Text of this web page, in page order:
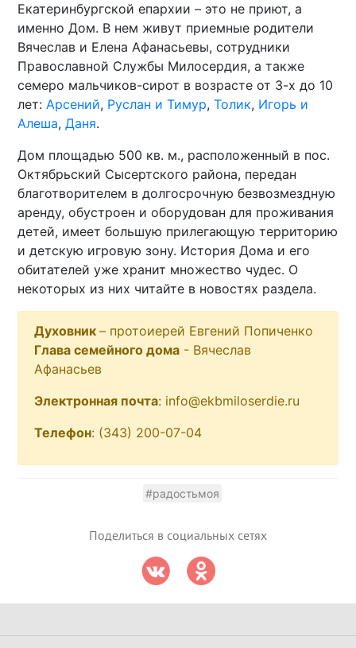
Екатеринбургской епархии – это не приют, а
именно Дом. В нем живут приемные родители
Вячеслав и Елена Афанасьевы, сотрудники
Православной Службы Милосердия, а также
семеро мальчиков-сирот в возрасте от 3-х до 10
лет:Арсений, Руслан и Тимур,Толик, Игорь и
Алеша,Даня.
Дом площадью 500 кв. м., расположенный в пос.
Октябрьский Сысертского района, передан
благотворителем в долгосрочную безвозмездную
аренду, обустроен и оборудован для проживания
детей, имеет большую прилегающую территорию
и детскую игровую зону. История Дома и его
обитателей уже хранит множество чудес. О
некоторых из них читайте в новостях раздела.
Духовник– протоиерей Евгений Попиченко
Глава семейного дома - Вячеслав
Афанасьев
Электронная почта: info@ekbmiloserdie.ru
Телефон: (343) 200-07-04
#радостьмоя
Поделиться в социальных сетях